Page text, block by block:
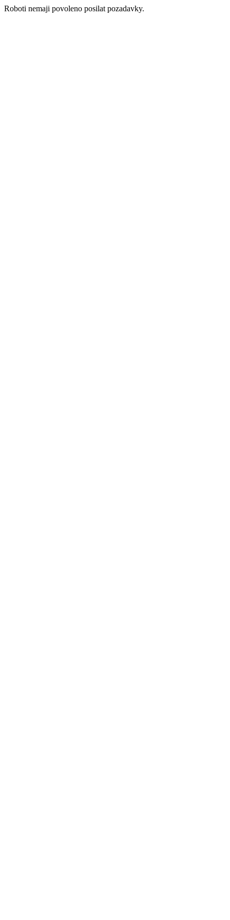
Roboti nemaji povoleno posilat pozadavky.